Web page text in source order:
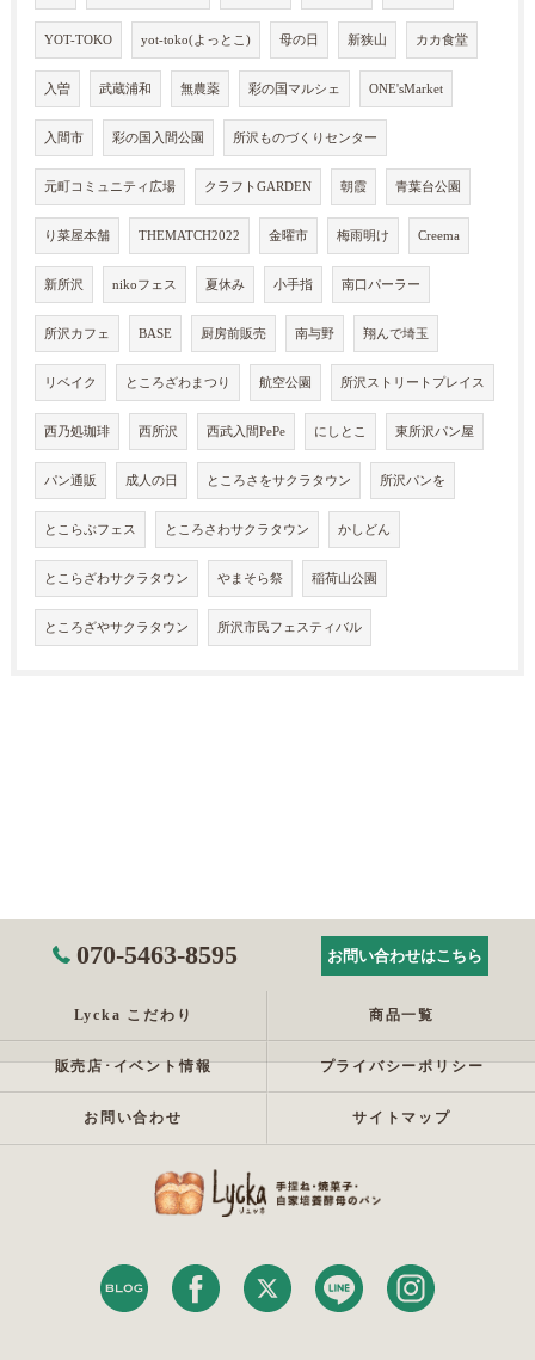
YOT-TOKO yot-toko(よっとこ) 母の日 新狭山 カカ食堂
入曽 武蔵浦和 無農薬 彩の国マルシェ ONE'sMarket
入間市 彩の国入間公園 所沢ものづくりセンター
元町コミュニティ広場 クラフトGARDEN 朝霞 青葉台公園
り菜屋本舗 THEMATCH2022 金曜市 梅雨明け Creema
新所沢 nikoフェス 夏休み 小手指 南口パーラー
所沢カフェ BASE 厨房前販売 南与野 翔んで埼玉
リベイク ところざわまつり 航空公園 所沢ストリートプレイス
西乃処珈琲 西所沢 西武入間PePe にしとこ 東所沢パン屋
パン通販 成人の日 ところさをサクラタウン 所沢パンを
とこらぶフェス ところさわサクラタウン かしどん
とこらざわサクラタウン やまそら祭 稲荷山公園
ところざやサクラタウン 所沢市民フェスティバル
070-5463-8595 お問い合わせはこちら
Lycka こだわり 商品一覧
販売店･イベント情報 プライバシーポリシー
お問い合わせ サイトマップ